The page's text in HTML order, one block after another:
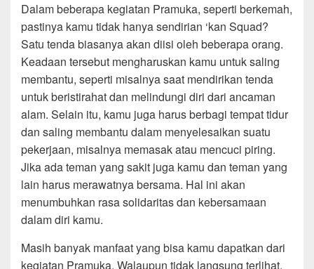
Dalam beberapa kegiatan Pramuka, seperti berkemah,
pastinya kamu tidak hanya sendirian ‘kan Squad?
Satu tenda biasanya akan diisi oleh beberapa orang.
Keadaan tersebut mengharuskan kamu untuk saling
membantu, seperti misalnya saat mendirikan tenda
untuk beristirahat dan melindungi diri dari ancaman
alam. Selain itu, kamu juga harus berbagi tempat tidur
dan saling membantu dalam menyelesaikan suatu
pekerjaan, misalnya memasak atau mencuci piring.
Jika ada teman yang sakit juga kamu dan teman yang
lain harus merawatnya bersama. Hal ini akan
menumbuhkan rasa solidaritas dan kebersamaan
dalam diri kamu.
Masih banyak manfaat yang bisa kamu dapatkan dari
kegiatan Pramuka. Walaupun tidak langsung terlihat,